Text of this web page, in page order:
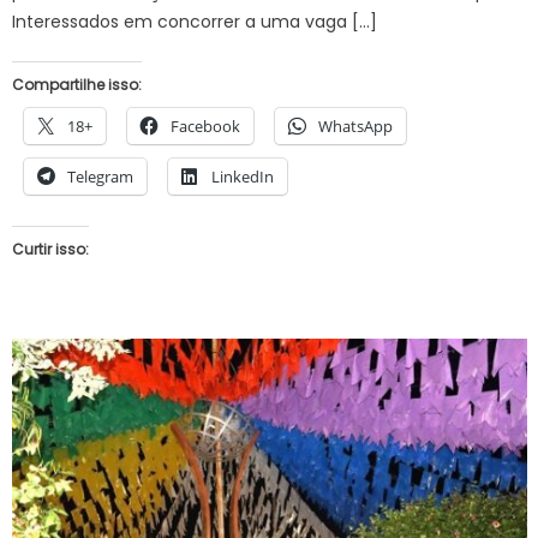
Interessados em concorrer a uma vaga […]
Compartilhe isso:
18+ Facebook WhatsApp
Telegram LinkedIn
Curtir isso: